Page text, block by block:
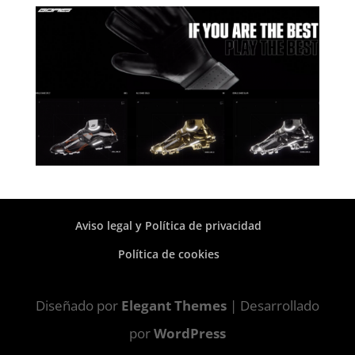
Aviso legal y Política de privacidad
Política de cookies
Diseñado por Elegant Themes| Desarrollado
porWordPress